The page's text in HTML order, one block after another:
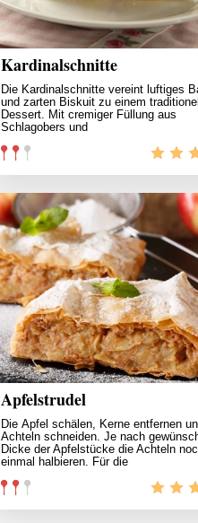
Kardinalschnitte
Die Kardinalschnitte vereint luftiges
und zarten Biskuit zu einem
Dessert. Mit cremiger Füllung aus
Schlagobers und
Apfelstrudel
Die Äpfel schälen, Kerne entfernen
Achteln schneiden. Je nach
Dicke der Apfelstücke die Achteln
einmal halbieren. Für die